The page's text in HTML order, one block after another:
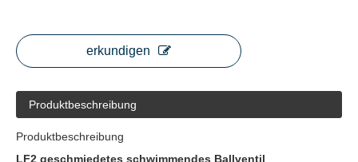
erkundigen
Produktbeschreibung
Produktbeschreibung
LF2 geschmiedetes schwimmendes Ballventil